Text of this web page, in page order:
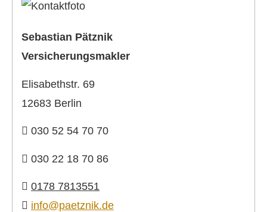
Sebastian Pätznik
Ver­sicherungs­makler
Elisabethstr. 69
12683 Berlin
030 52 54 70 70
030 22 18 70 86
0178 7813551
info@paetznik.de